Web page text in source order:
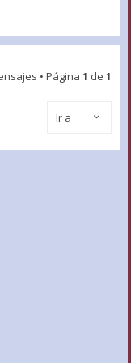
• Página 1 de 1
Ir a